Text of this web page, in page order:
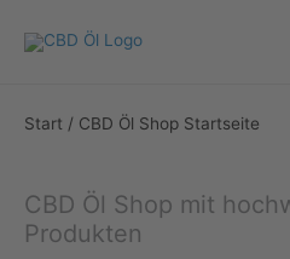
Inhalt
Start / CBD Öl Shop Startseite
CBD Öl Shop mit
Produkten